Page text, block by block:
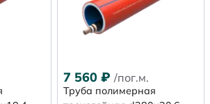
7 560 ₽ /пог.м.
Труба полимерная